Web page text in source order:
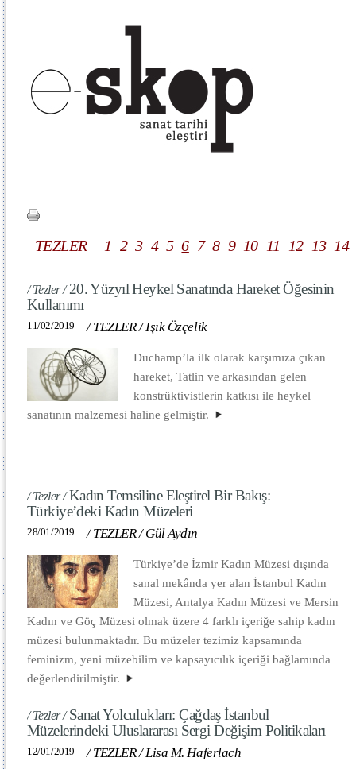
TEZLER 1 2 3 4 5 6 7 8 9 10 11 12 13 14
/ Tezler /20. Yüzyıl Heykel Sanatında Hareket Öğesinin
Kullanımı
11/02/2019 /TEZLER /Işık Özçelik
Duchamp’la ilk olarak karşımıza çıkan
hareket, Tatlin ve arkasından gelen
konstrüktivistlerin katkısı ile heykel
sanatının malzemesi haline gelmiştir.
/ Tezler /Kadın Temsiline Eleştirel Bir Bakış:
Türkiye’deki Kadın Müzeleri
28/01/2019 /TEZLER /Gül Aydın
Türkiye’de İzmir Kadın Müzesi dışında
sanal mekânda yer alan İstanbul Kadın
Müzesi, Antalya Kadın Müzesi ve Mersin
Kadın ve Göç Müzesi olmak üzere 4 farklı içeriğe sahip kadın
müzesi bulunmaktadır. Bu müzeler tezimiz kapsamında
feminizm, yeni müzebilim ve kapsayıcılık içeriği bağlamında
değerlendirilmiştir.
/ Tezler /Sanat Yolculukları: Çağdaş İstanbul
Müzelerindeki Uluslararası Sergi Değişim Politikaları
12/01/2019 /TEZLER /Lisa M. Haferlach